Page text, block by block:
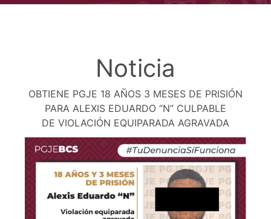
Noticia
OBTIENE PGJE 18 AÑOS 3 MESES DE PRISIÓN
PARA ALEXIS EDUARDO “N” CULPABLE
DE VIOLACIÓN EQUIPARADA AGRAVADA